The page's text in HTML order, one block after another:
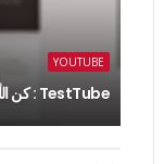
YOUTUBE
TestTube : كن الأول في تجربة الميزات الجديدة في يوتيوب